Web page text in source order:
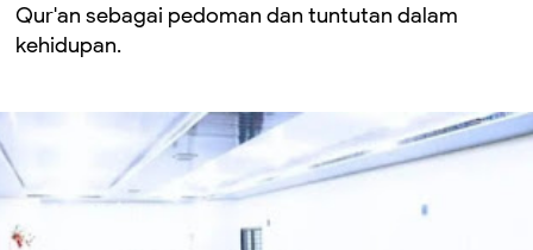
Qur'an sebagai pedoman dan tuntutan dalam
kehidupan.